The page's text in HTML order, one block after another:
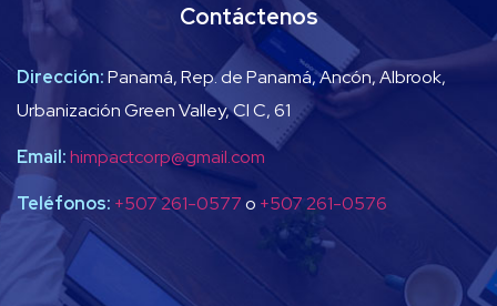
Contáctenos
Dirección:Panamá, Rep. de Panamá, Ancón, Albrook,
Urbanización Green Valley, Cl C, 61
Email:himpactcorp@gmail.com
Teléfonos: +507 261-0577o +507 261-0576